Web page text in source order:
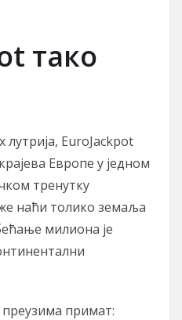
тако
лутрија, EuroJackpot
Европе у једном
тренутку
наћи толико земаља
милиона је
примат: